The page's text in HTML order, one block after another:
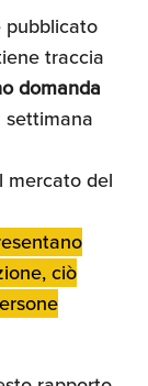
traccia
domanda
settimana
mercato del
ciò